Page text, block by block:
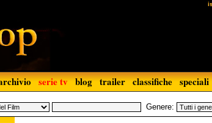
serie tv blog trailer classifiche speciali
Genere: